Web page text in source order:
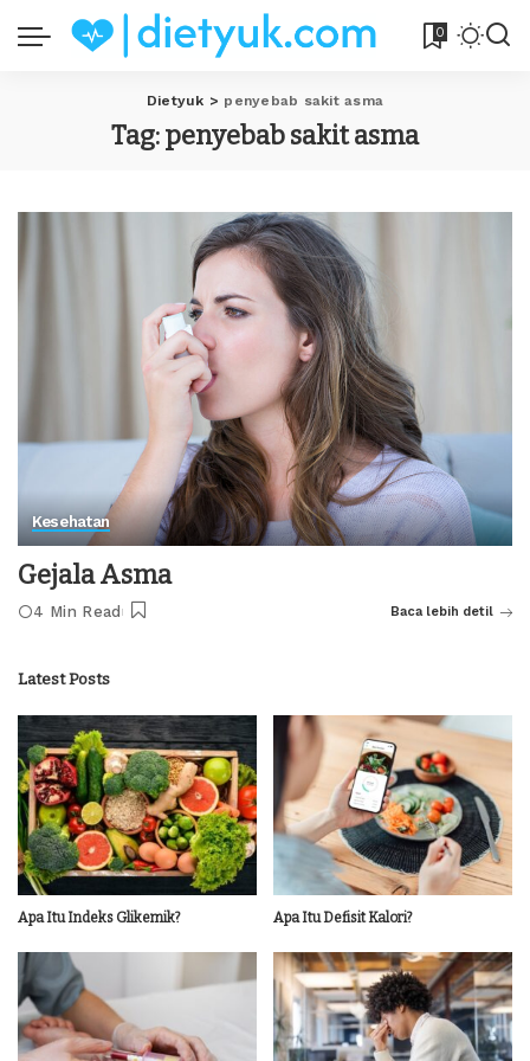
0
Dietyuk > penyebab sakit asma
Tag:penyebab sakit asma
Kesehatan
Gejala Asma
4 Min Read Baca lebih detil
Latest Posts
Apa Itu Indeks Glikemik? Apa Itu Defisit Kalori?